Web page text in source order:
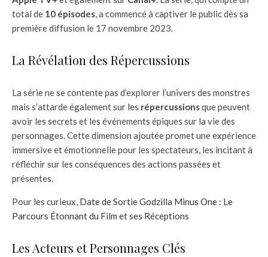
total de 10 épisodes, a commencé à captiver le public dès sa
première diffusion le 17 novembre 2023.
La Révélation des Répercussions
La série ne se contente pas d’explorer l’univers des monstres
mais s’attarde également sur les répercussionsque peuvent
avoir les secrets et les événements épiques sur la vie des
personnages. Cette dimension ajoutée promet une expérience
immersive et émotionnelle pour les spectateurs, les incitant à
réfléchir sur les conséquences des actions passées et
présentes.
Pour les curieux, Date de Sortie Godzilla Minus One : Le
Parcours Étonnant du Film et ses Réceptions
Les Acteurs et Personnages Clés